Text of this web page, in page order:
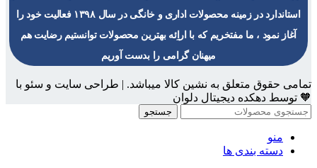
استاندارد در زمینه محصولات اداری و خانگی در سال ۱۳۹۸ فعالیت خود را
آغاز نمود ، ما مفتخریم که با اراِئه بهترین محصولات توانستیم رضایت هم
میهنان گرامی را بدست آوریم
تمامی حقوق متعلق به نشین کالا میباشد. | طراحی سایت و سئو با
🧡 توسط دهکده دیجیتال دلوان
جستجو
منو
دسته بندی ها